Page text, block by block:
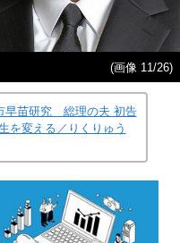
(画像 11/26)
早苗研究 総理の夫 初告
を変える／りくりゅう